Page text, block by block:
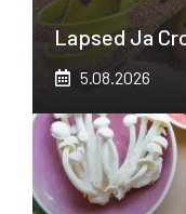
Lapsed Ja
5.08.2026